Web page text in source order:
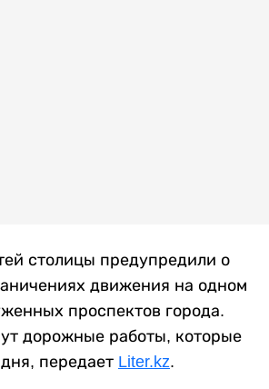
столицы предупредили о
движения на одном
проспектов города.
дорожные работы, которые
передает Liter.kz.